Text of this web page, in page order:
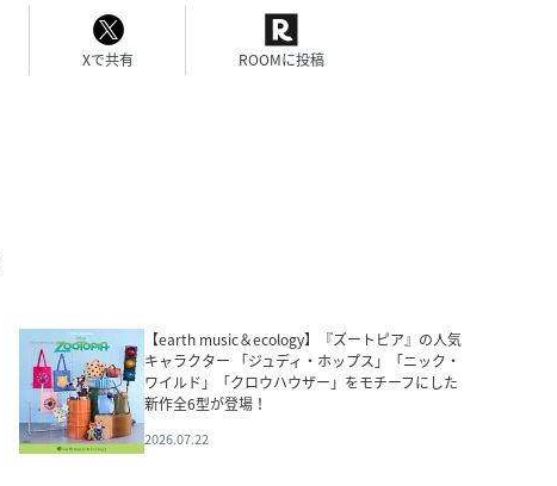
Xで共有 ROOMに投稿
【earth music＆ecology】『ズートピア』の人気
キャラクター 「ジュディ・ホップス」「ニック・
ワイルド」「クロウハウザー」をモチーフにした
新作全6型が登場！
2026.07.22